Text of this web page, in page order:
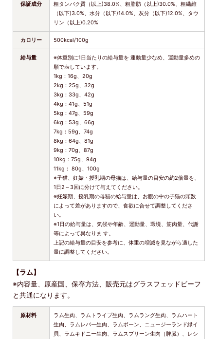
保証成分
粗タンパク質（以上)38.0%、粗脂肪（以上)30.0%、粗繊維
（以下)3.0%、水分（以下)14.0%、灰分（以下)12.0%、タウ
リン（以上)0.20%
カロリー 500kcal/100g
給与量
※体重別に1日当たりの給与量を 運動量少なめ、運動量多めの
順で表しています。
1kg：16g、20g
2kg：25g、32g
3kg：33g、42g
4kg：41g、51g
5kg：47g、59g
6kg：53g、66g
7kg：59g、74g
8kg：64g、81g
9kg：70g、87g
10kg：75g、94g
11kg： 80g、100g
※子猫、妊娠・授乳期の母猫は、給与量の目安の約2倍量を、
1日2～3回に分けて与えてください。
※妊娠期、授乳期の母猫の給与量は、お腹の中の子猫の頭数
によって差がありますので、食欲に合せて調整してくださ
い。
※1日の給与量は、気候や年齢、運動量、環境、筋肉量、代謝
等によって異なりま す。
上記の給与量の目安を参考に、体重の増減を見ながら適した
量に調整してください。
【ラム】
※内容量、原産国、保存方法、販売元はグラスフェッドビーフ
と共通になります。
原材料
ラム生肉、ラムトライプ生肉、ラムラング生肉、ラムハート
生肉、ラムレバー生肉、ラムボーン、ニュージーランド緑イ
貝、ラムキドニー生肉、ラムスプリーン生肉（脾臓）、レシ